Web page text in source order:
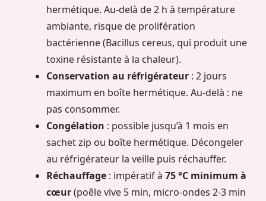
hermétique. Au-delà de 2 h à température
ambiante, risque de prolifération
bactérienne (Bacillus cereus, qui produit une
toxine résistante à la chaleur).
Conservation au réfrigérateur : 2 jours
maximum en boîte hermétique. Au-delà : ne
pas consommer.
Congélation : possible jusqu’à 1 mois en
sachet zip ou boîte hermétique. Décongeler
au réfrigérateur la veille puis réchauffer.
Réchauffage : impératif à 75 °C minimum à
cœur(poêle vive 5 min, micro-ondes 2-3 min